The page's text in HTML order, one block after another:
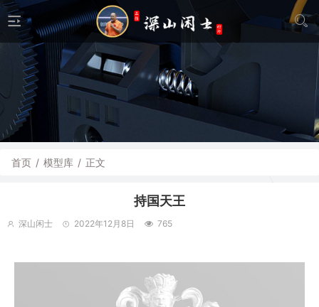
首页 / 模型库 / 正文
持国天王
深山闲士 2022年12月8日 765